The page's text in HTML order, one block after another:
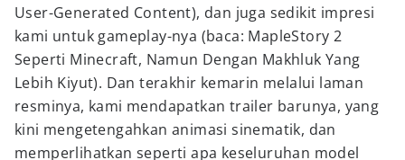
User-Generated Content), dan juga sedikit impresi
kami untuk gameplay-nya (baca: MapleStory 2
Seperti Minecraft, Namun Dengan Makhluk Yang
Lebih Kiyut). Dan terakhir kemarin melalui laman
resminya, kami mendapatkan trailer barunya, yang
kini mengetengahkan animasi sinematik, dan
memperlihatkan seperti apa keseluruhan model